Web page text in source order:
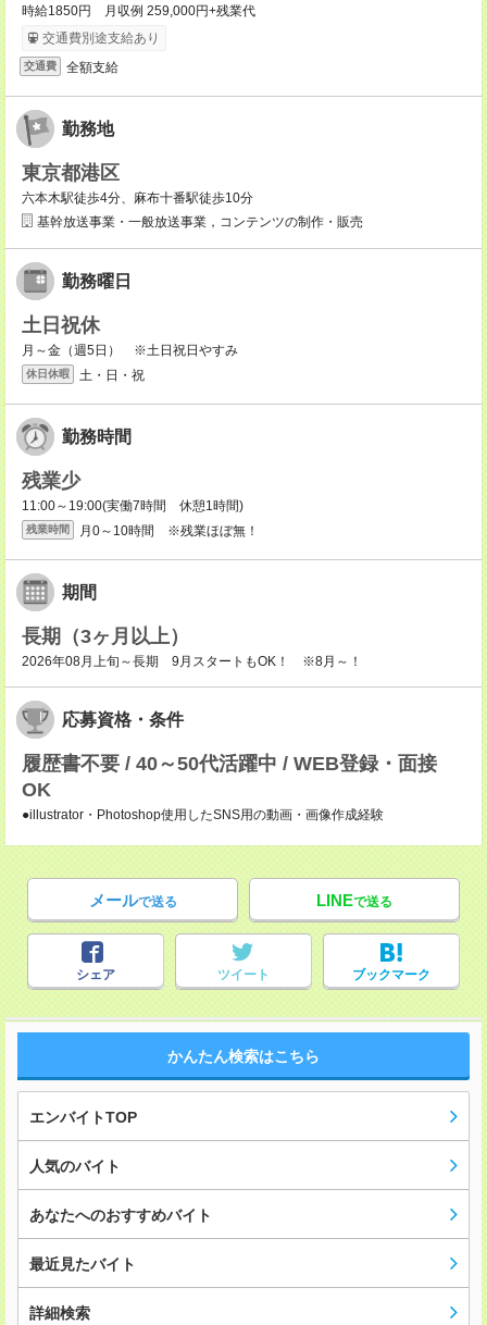
時給1850円 月収例 259,000円+残業代
交通費別途支給あり
交通費 全額支給
勤務地
東京都港区
六本木駅徒歩4分、麻布十番駅徒歩10分
基幹放送事業・一般放送事業，コンテンツの制作・販売
勤務曜日
土日祝休
月～金（週5日） ※土日祝日やすみ
休日休暇 土・日・祝
勤務時間
残業少
11:00～19:00(実働7時間 休憩1時間)
残業時間 月0～10時間 ※残業ほぼ無！
期間
長期（3ヶ月以上）
2026年08月上旬～長期 9月スタートもOK！ ※8月～！
応募資格・条件
履歴書不要 / 40～50代活躍中 / WEB登録・面接
OK
●illustrator・Photoshop使用したSNS用の動画・画像作成経験
メールで送る LINEで送る
シェア ツイート ブックマーク
かんたん検索はこちら
エンバイトTOP
人気のバイト
あなたへのおすすめバイト
最近見たバイト
詳細検索